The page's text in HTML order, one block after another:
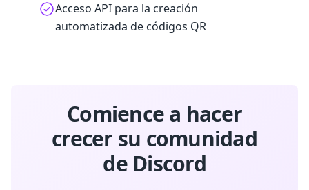
Acceso API para la creación
automatizada de códigos QR
Comience a hacer
crecer su comunidad
de Discord